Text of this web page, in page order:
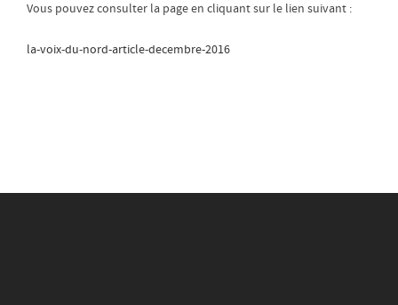
Vous pouvez consulter la page en cliquant sur le lien suivant :
la-voix-du-nord-article-decembre-2016